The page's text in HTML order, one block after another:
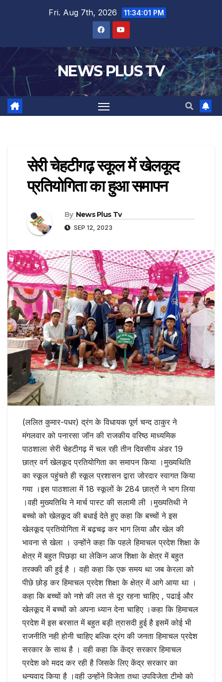
Fri. Aug 7th, 2026 11:34:01 PM
NEWS PLUS TV
सेरी चेहटीगढ़ स्कूल में खेलकूद
प्रतियोगिता का हुआ समापन
By News Plus Tv
SEP 12, 2023
(ललित कुमार-पधर) द्रंग के विधायक पूर्ण चन्द ठाकुर ने
मंगलवार को पनारसा जॉन की राजकीय वरिष्ठ माध्यमिक
पाठशाला सेरी चेहटीगढ़ में चल रही तीन दिवसीय अंडर 19
छात्र वर्ग खेलकूद प्रतियोगिता का समापन किया ।मुख्यथिति
का स्कूल पहुंचते ही स्कूल प्रशासन द्वारा जोरदार स्वागत किया
गया ।इस पाठशाला में 18 स्कूलों के 284 छात्रों ने भाग लिया
।वही मुख्यतिथि ने मार्च पास्ट की सलामी ली ।मुख्यतिथी ने
बच्चो को खेलकूद की बधाई देते हुए कहा कि बच्चों ने इस
खेलकूद प्रतियोगिता में बढ़चढ़ कर भाग लिया और खेल की
भावना से खेला । उन्होंने कहा कि पहले हिमाचल प्रदेश शिक्षा के
क्षेत्र में बहुत पिछड़ा था लेकिन आज शिक्षा के क्षेत्र में बहुत
तरक्की की हुई है । वही कहा कि एक समय था जब केरला को
पीछे छोड़ कर हिमाचल प्रदेश शिक्षा के क्षेत्र में आगे आया था ।
कहा कि बच्चों को नशे की लत से दूर रहना चाहिए , पढाई और
खेलकूद में बच्चों को अपना ध्यान देना चाहिए ।कहा कि हिमाचल
प्रदेश में इस बरसात में बहुत बड़ी त्रासदी हुई है इसमें कोई भी
राजनीति नही होनी चाहिए बल्कि द्रंग की जनता हिमाचल प्रदेश
सरकार के साथ है । वही कहा कि केंद्र सरकार हिमाचल
प्रदेश को मदद कर रही है जिसके लिए केंद्र सरकार का
धन्यवाद किया है ।वही उन्होंने विजेता तथा उपविजेता टीमो को